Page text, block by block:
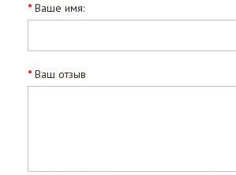
Ваше имя:
Ваш отзыв